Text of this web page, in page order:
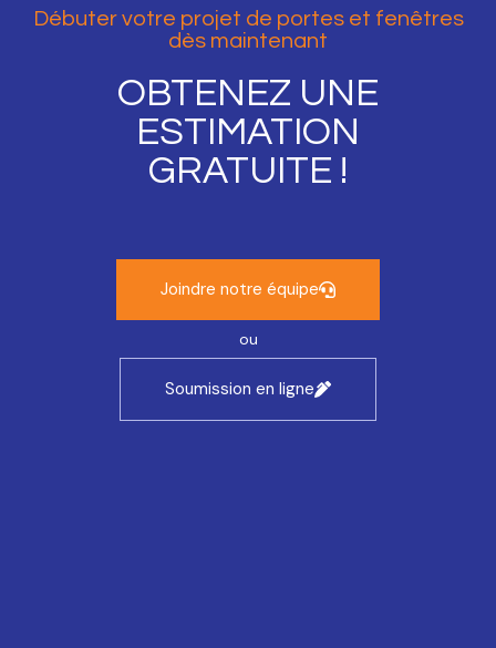
Débuter votre projet de portes et fenêtres
dès maintenant
OBTENEZ UNE
ESTIMATION
GRATUITE !
Joindre notre équipe
ou
Soumission en ligne